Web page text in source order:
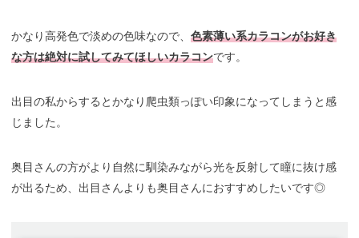
かなり高発色で淡めの色味なので、色素薄い系カラコンがお好き
な方は絶対に試してみてほしいカラコンです。
出目の私からするとかなり爬虫類っぽい印象になってしまうと感
じました。
奥目さんの方がより自然に馴染みながら光を反射して瞳に抜け感
が出るため、出目さんよりも奥目さんにおすすめしたいです◎